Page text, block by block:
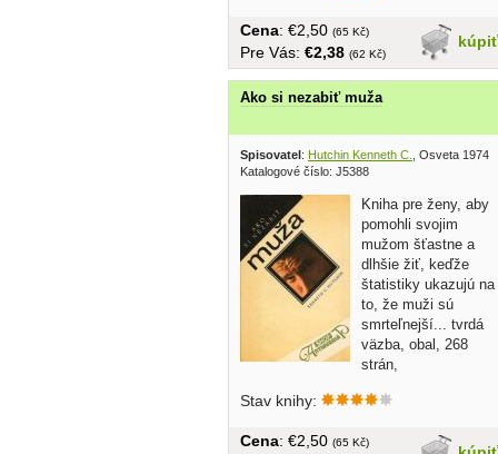
kúpiť
Cena: €2,50 (65 Kč)
Pre Vás: €2,38 (62 Kč)
Ako si nezabiť muža
Spisovatel: Hutchin Kenneth C.
, Osveta 1974
Katalogové číslo: J5388
Kniha pre ženy, aby
pomohli svojim
mužom šťastne a
dlhšie žiť, keďže
štatistiky ukazujú na
to, že muži sú
smrteľnejší... tvrdá
väzba, obal, 268
strán,
Stav knihy:
Cena: €2,50 (65 Kč)